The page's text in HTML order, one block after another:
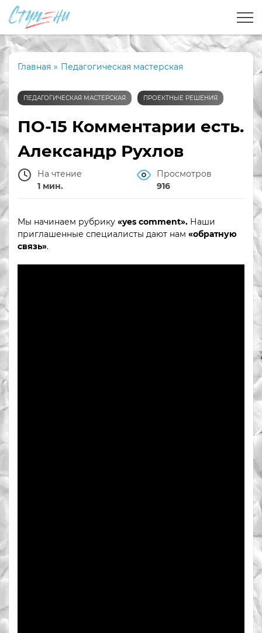
Главная » Педагогическая мастерская
ПЕДАГОГИЧЕСКАЯ МАСТЕРСКАЯ ПРОЕКТНЫЕ РЕШЕНИЯ
ПО-15 Комментарии есть.
Александр Рухлов
На чтение
1 мин.
Просмотров
916
Мы начинаем рубрику «yes comment». Наши
приглашенные специалисты дают нам «обратную
связь».